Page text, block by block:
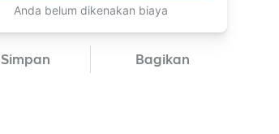
Anda belum dikenakan biaya
Simpan Bagikan